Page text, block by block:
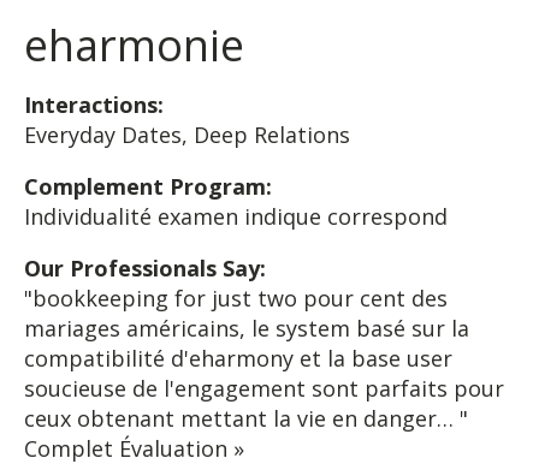
eharmonie
Interactions:
Everyday Dates, Deep Relations
Complement Program:
Individualité examen indique correspond
Our Professionals Say:
"bookkeeping for just two pour cent des
mariages américains, le system basé sur la
compatibilité d'eharmony et la base user
soucieuse de l'engagement sont parfaits pour
ceux obtenant mettant la vie en danger… "
Complet Évaluation »